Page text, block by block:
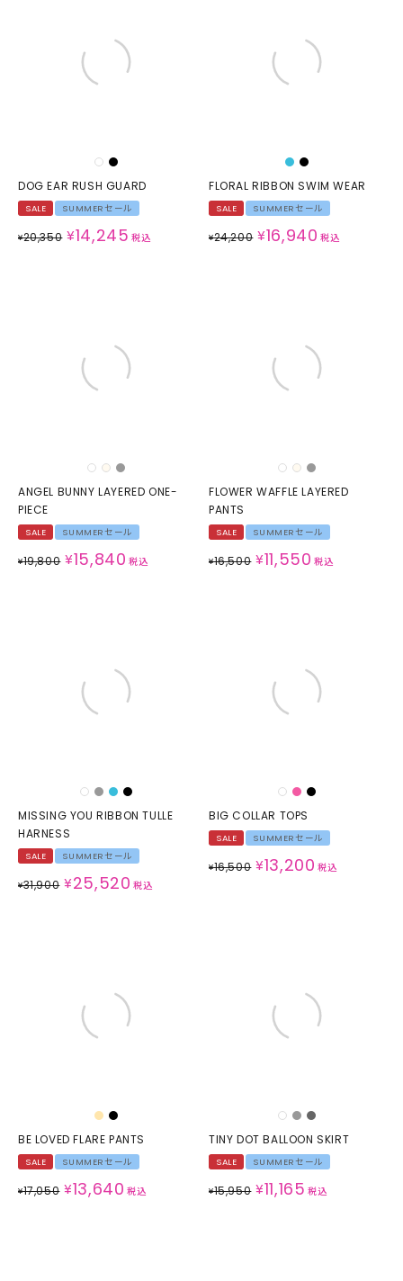
DOG EAR RUSH GUARD
SALE SUMMERセール
¥20,350 ¥14,245 税込
FLORAL RIBBON SWIM WEAR
SALE SUMMERセール
¥24,200 ¥16,940 税込
ANGEL BUNNY LAYERED ONE-
PIECE
SALE SUMMERセール
¥19,800 ¥15,840 税込
FLOWER WAFFLE LAYERED
PANTS
SALE SUMMERセール
¥16,500 ¥11,550 税込
MISSING YOU RIBBON TULLE
HARNESS
SALE SUMMERセール
¥31,900 ¥25,520 税込
BIG COLLAR TOPS
SALE SUMMERセール
¥16,500 ¥13,200 税込
BE LOVED FLARE PANTS
SALE SUMMERセール
¥17,050 ¥13,640 税込
TINY DOT BALLOON SKIRT
SALE SUMMERセール
¥15,950 ¥11,165 税込